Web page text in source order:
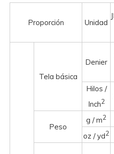
Proporción Unidad
Tela básica
Denier
Hilos /
Inch2
Peso
g / m2
oz / yd2